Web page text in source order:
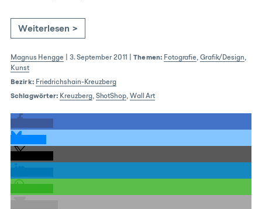
Weiterlesen >
Magnus Hengge| 3. September 2011 |Themen: Fotografie, Grafik/Design,
Kunst
Bezirk: Friedrichshain-Kreuzberg
Schlagwörter: Kreuzberg, ShotShop, Wall Art